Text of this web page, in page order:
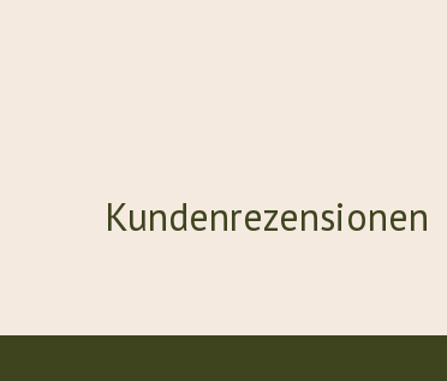
Kundenrezensionen